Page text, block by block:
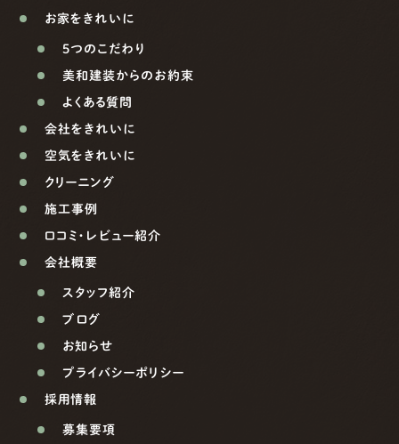
お家をきれいに
5つのこだわり
美和建装からのお約束
よくある質問
会社をきれいに
空気をきれいに
クリーニング
施工事例
口コミ・レビュー紹介
会社概要
スタッフ紹介
ブログ
お知らせ
プライバシーポリシー
採用情報
募集要項